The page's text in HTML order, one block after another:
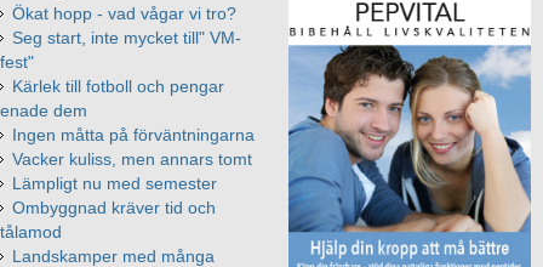
Ökat hopp - vad vågar vi tro?
Seg start, inte mycket till" VM-
fest"
Kärlek till fotboll och pengar
enade dem
Ingen måtta på förväntningarna
Vacker kuliss, men annars tomt
Lämpligt nu med semester
Ombyggnad kräver tid och
tålamod
Landskamper med många